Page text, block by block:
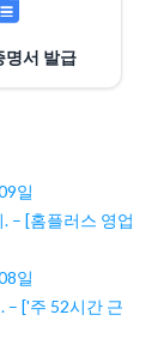
명서 발급
일
– [홈플러스 영업
일
– ['주 52시간 근